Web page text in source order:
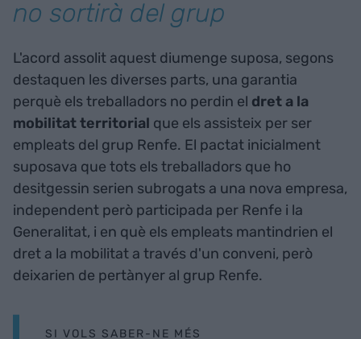
no sortirà del grup
L'acord assolit aquest diumenge suposa, segons
destaquen les diverses parts, una garantia
perquè els treballadors no perdin el dret a la
mobilitat territorial que els assisteix per ser
empleats del grup Renfe. El pactat inicialment
suposava que tots els treballadors que ho
desitgessin serien subrogats a una nova empresa,
independent però participada per Renfe i la
Generalitat, i en què els empleats mantindrien el
dret a la mobilitat a través d'un conveni, però
deixarien de pertànyer al grup Renfe.
SI VOLS SABER-NE MÉS